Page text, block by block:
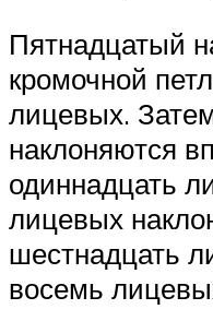
Пятнадцатый
кромочной
лицевых.
наклоняются
одиннадцать
лицевых
шестнадцать
восемь